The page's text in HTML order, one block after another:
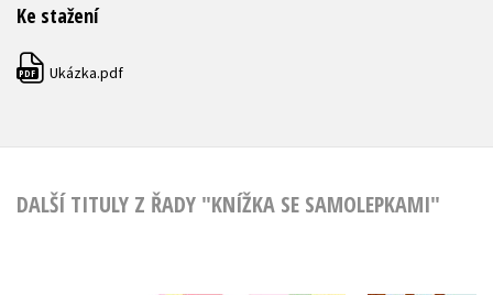
Ke stažení
PDF Ukázka.pdf
DALŠÍ TITULY Z ŘADY "KNÍŽKA SE SAMOLEPKAMI"